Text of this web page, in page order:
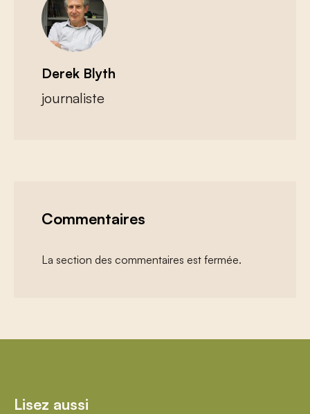
Derek Blyth
journaliste
Commentaires
La section des commentaires est fermée.
Lisez aussi